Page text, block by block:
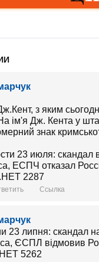
з яким
ім'я Дж. Кента у
знак
Ссылка